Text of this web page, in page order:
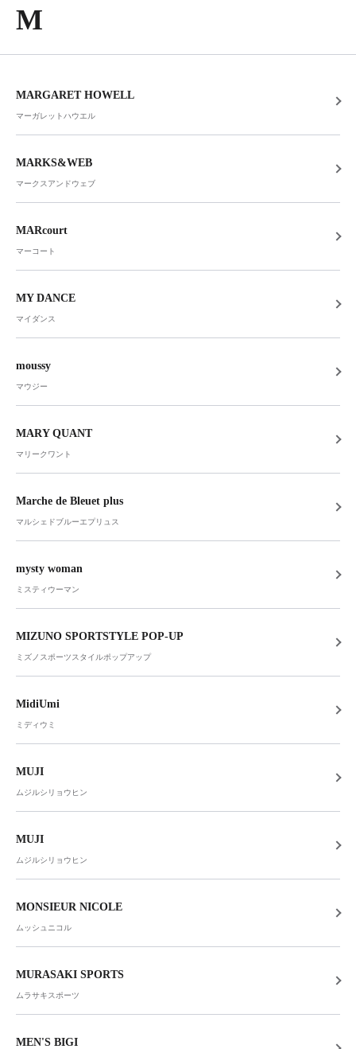
M
MARGARET HOWELL
マーガレットハウエル
MARKS&WEB
マークスアンドウェブ
MARcourt
マーコート
MY DANCE
マイダンス
moussy
マウジー
MARY QUANT
マリークワント
Marche de Bleuet plus
マルシェドブルーエプリュス
mysty woman
ミスティウーマン
MIZUNO SPORTSTYLE POP-UP
ミズノスポーツスタイルポップアップ
MidiUmi
ミディウミ
MUJI
ムジルシリョウヒン
MUJI
ムジルシリョウヒン
MONSIEUR NICOLE
ムッシュニコル
MURASAKI SPORTS
ムラサキスポーツ
MEN'S BIGI